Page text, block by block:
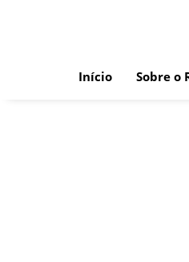
Início Sobre o